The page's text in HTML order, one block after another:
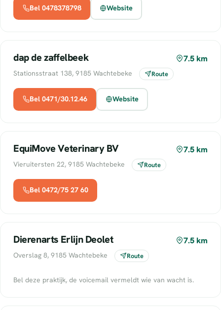
Bel 0478378798 Website
dap de zaffelbeek 7.5 km
Stationsstraat 138, 9185 Wachtebeke Route
Bel 0471/30.12.46 Website
EquiMove Veterinary BV 7.5 km
Vieruitersten 22, 9185 Wachtebeke Route
Bel 0472/75 27 60
Dierenarts Erlijn Deolet 7.5 km
Overslag 8, 9185 Wachtebeke Route
Bel deze praktijk, de voicemail vermeldt wie van wacht is.